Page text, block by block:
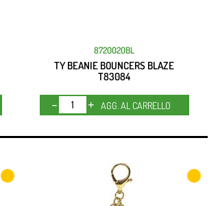
8720020BL
TY BEANIE BOUNCERS BLAZE
T83084
Quantità
AGG. AL CARRELLO